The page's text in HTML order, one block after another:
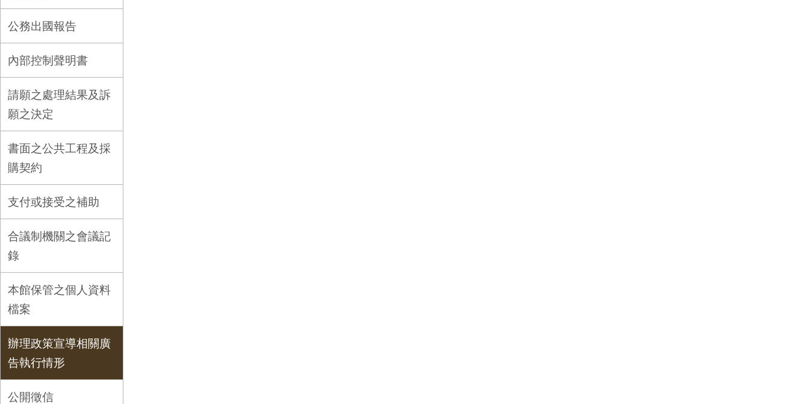
公務出國報告
內部控制聲明書
請願之處理結果及訴
願之決定
書面之公共工程及採
購契約
支付或接受之補助
合議制機關之會議記
錄
本館保管之個人資料
檔案
辦理政策宣導相關廣
告執行情形
公開徵信